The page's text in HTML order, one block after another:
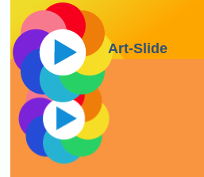
Art-Slide